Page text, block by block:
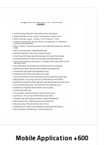
600+ Mobile Application